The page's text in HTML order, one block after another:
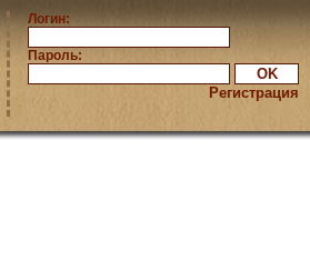
Логин:
Пароль:
Регистрация